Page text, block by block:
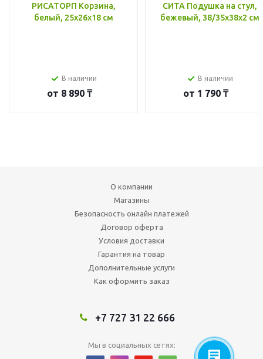
РИСАТОРП Корзина,
белый, 25x26x18 см
В наличии
от 8 890 ₸
СИТА Подушка на стул,
бежевый, 38/35x38x2 см
В наличии
от 1 790 ₸
О компании
Магазины
Безопасность онлайн платежей
Договор оферта
Условия доставки
Гарантия на товар
Дополнительные услуги
Как оформить заказ
+7 727 31 22 666
Мы в социальных сетях: